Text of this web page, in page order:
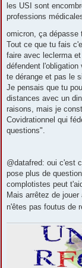
les USI sont
professions
omicron, ça dépasse
Tout ce que tu fais
faire avec leclerma
défendent
te dérange et pas le
Je pensais que tu
distances avec un
raisons, mais je
Covidrationnel qui
questions".
@datafred: oui c'est
pose plus de
complotistes peut
Mais arrêtez de
n'êtes pas foutus de